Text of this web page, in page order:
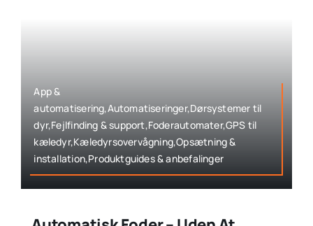
App &
automatisering,Automatiseringer,Dørsystemer til
dyr,Fejlfinding & support,Foderautomater,GPS til
kæledyr,Kæledyrsovervågning,Opsætning &
installation,Produktguides & anbefalinger